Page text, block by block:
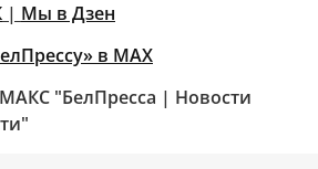
| Мы в Дзен
в МАХ
"БелПресса | Новости